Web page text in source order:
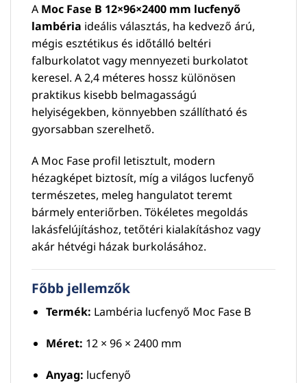
A Moc Fase B 12×96×2400 mm lucfenyő
lambéria ideális választás, ha kedvező árú,
mégis esztétikus és időtálló beltéri
falburkolatot vagy mennyezeti burkolatot
keresel. A 2,4 méteres hossz különösen
praktikus kisebb belmagasságú
helyiségekben, könnyebben szállítható és
gyorsabban szerelhető.
A Moc Fase profil letisztult, modern
hézagképet biztosít, míg a világos lucfenyő
természetes, meleg hangulatot teremt
bármely enteriőrben. Tökéletes megoldás
lakásfelújításhoz, tetőtéri kialakításhoz vagy
akár hétvégi házak burkolásához.
Főbb jellemzők
Termék: Lambéria lucfenyő Moc Fase B
Méret: 12 × 96 × 2400 mm
Anyag: lucfenyő